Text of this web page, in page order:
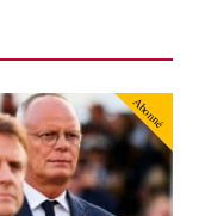
Abonné